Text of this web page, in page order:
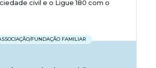
civil e o Ligue 180 com o
FUNDAÇÃO FAMILIAR